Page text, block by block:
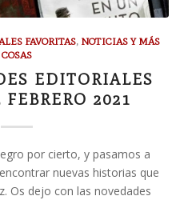
FAVORITAS, NOTICIAS Y MÁS
COSAS
EDITORIALES
FEBRERO 2021
por cierto, y pasamos a
nuevas historias que
Os dejo con las novedades